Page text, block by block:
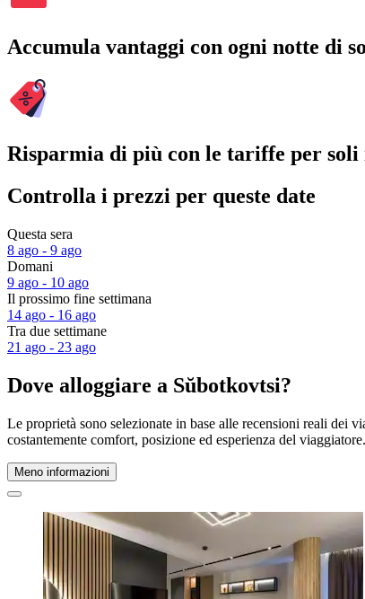
Accumula vantaggi con ogni notte di
Risparmia di più con le tariffe per
Controlla i prezzi per queste date
Questa sera
8 ago - 9 ago
Domani
9 ago - 10 ago
Il prossimo fine settimana
14 ago - 16 ago
Tra due settimane
21 ago - 23 ago
Dove alloggiare a Sŭbotkovtsi?
Le proprietà sono selezionate in base alle recensioni reali dei
costantemente comfort, posizione ed esperienza del
Meno informazioni